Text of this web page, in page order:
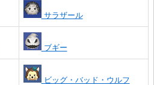
サラザール
ブギー
ビッグ・バッド・ウルフ